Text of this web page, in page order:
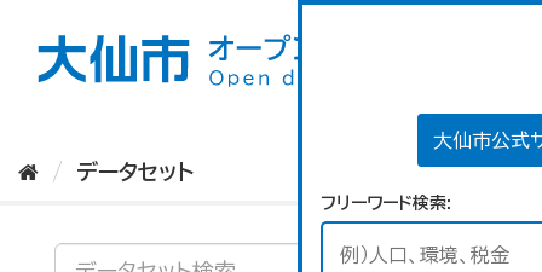
大仙市公式
フリーワード検索
データセット